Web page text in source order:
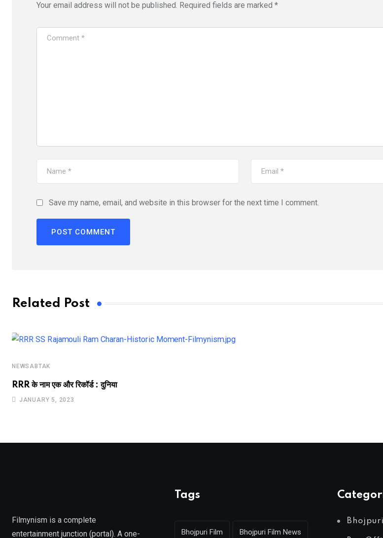
Your email address will not be published. Required fields are marked *
Save my name, email, and website in this browser for the next time I comment.
Related Post
NEWSABTAK
RRR के नाम एक और रिकॉर्ड : दुनिया
JANUARY 5, 2023
Filmynism is a complete
entertainment junction (portal). A one-
Tags
Bhojpuri Film Bhojpuri Film News
Bhojpuri